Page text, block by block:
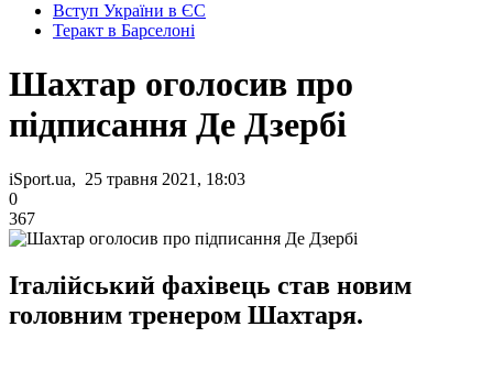
Вступ України в ЄС
Теракт в Барселоні
Шахтар оголосив про
підписання Де Дзербі
iSport.ua, 25 травня 2021, 18:03
0
367
Італійський фахівець став новим
головним тренером Шахтаря.